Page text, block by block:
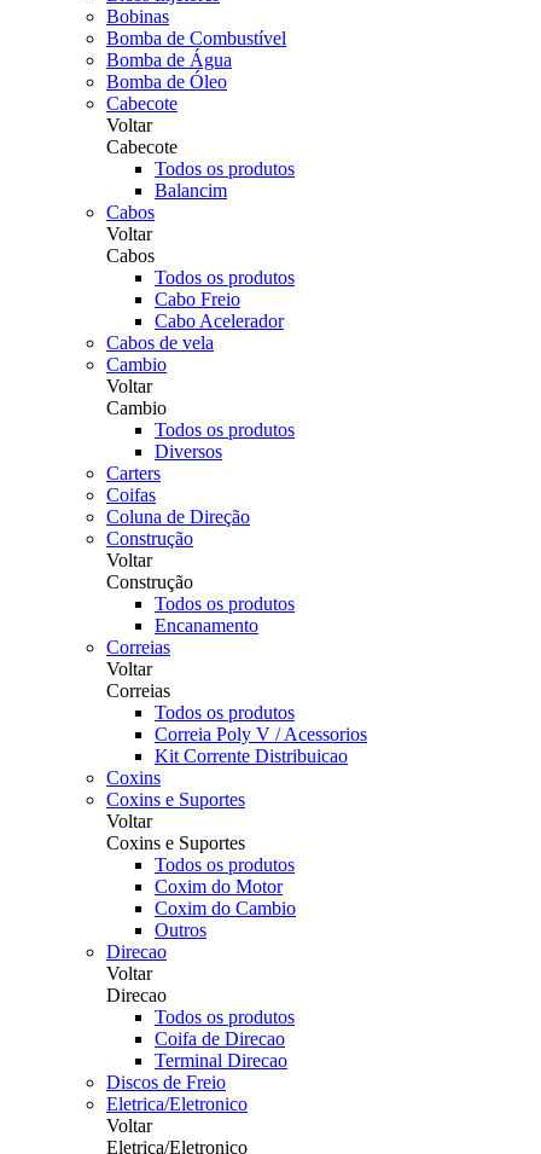
Bobinas
Bomba de Combustível
Bomba de Água
Bomba de Óleo
Cabecote
Voltar
Cabecote
Todos os produtos
Balancim
Cabos
Voltar
Cabos
Todos os produtos
Cabo Freio
Cabo Acelerador
Cabos de vela
Cambio
Voltar
Cambio
Todos os produtos
Diversos
Carters
Coifas
Coluna de Direção
Construção
Voltar
Construção
Todos os produtos
Encanamento
Correias
Voltar
Correias
Todos os produtos
Correia Poly V / Acessorios
Kit Corrente Distribuicao
Coxins
Coxins e Suportes
Voltar
Coxins e Suportes
Todos os produtos
Coxim do Motor
Coxim do Cambio
Outros
Direcao
Voltar
Direcao
Todos os produtos
Coifa de Direcao
Terminal Direcao
Discos de Freio
Eletrica/Eletronico
Voltar
Eletrica/Eletronico